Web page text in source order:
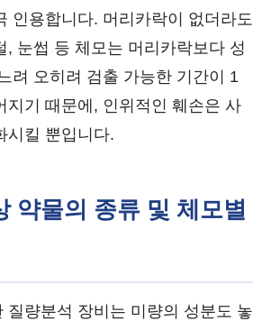
인용합니다. 머리카락이 없더라도
, 눈썹 등 체모는 머리카락보다 성
려 오히려 검출 가능한 기간이 1
지기 때문에, 인위적인 훼손은 사
시킬 뿐입니다.
약물의 종류 및 체모별
질량분석 장비는 미량의 성분도 놓